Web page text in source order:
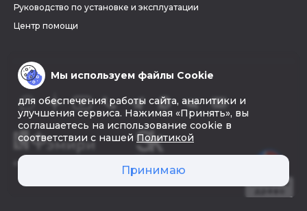
Руководство по установке и эксплуатации
Центр помощи
© 2026 «Фэмири»
Мы используем файлы Cookie
для обеспечения работы сайта, аналитики и
улучшения сервиса. Нажимая «Принять», вы
соглашаетесь на использование cookie в
соответствии с нашей Политикой
Принимаю
Создать